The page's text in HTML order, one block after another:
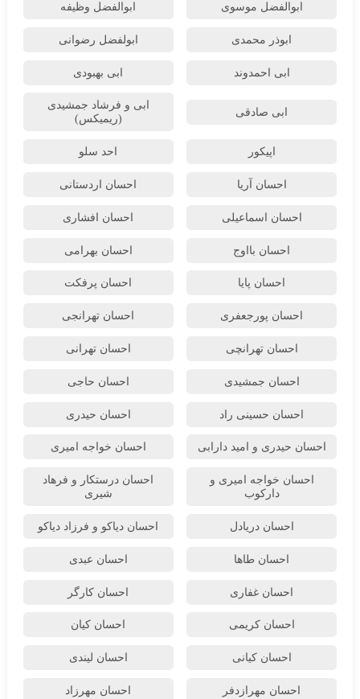
ابوالفضل موسوی ابوالفضل وظیفه
ابوذر محمدی ابولفضل رضوانی
ابی احمدوند ابی بهبودی
ابی صادقی
ابی و فرشاد جمشیدی
(ریمیکس)
اپیکور احد سلو
احسان آریا احسان اردستانی
احسان اسماعیلی احسان افشاری
احسان بااوج احسان بهرامی
احسان پایا احسان پرفکت
احسان پورجعفری احسان تهرانجی
احسان تهرانچی احسان تهرانی
احسان جمشیدی احسان حاجی
احسان حسینی راد احسان حیدری
احسان حیدری و امید دارابی احسان خواجه امیری
احسان خواجه امیری و
دارکوب
احسان درستكار و فرهاد
شيرى
احسان دریادل احسان دیاکو و فرزاد دیاکو
احسان طاها احسان عبدی
احسان غفاری احسان کارگر
احسان کریمی احسان کیان
احسان کیانی احسان لیندی
احسان مهرازدفر احسان مهرزاد